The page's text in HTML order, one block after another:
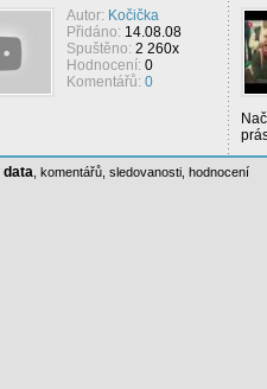
Autor: Kočička
Přidáno: 14.08.08
Spuštěno: 2 260x
Hodnocení: 0
Komentářů: 0
data komentářů sledovanosti hodnocení